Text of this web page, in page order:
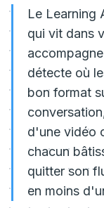
Le Learning
qui vit dans
détecte où
bon format
d'une vidéo
chacun
quitter son
en moins